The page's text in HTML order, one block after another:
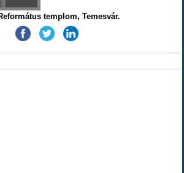
templom, Temesvár.